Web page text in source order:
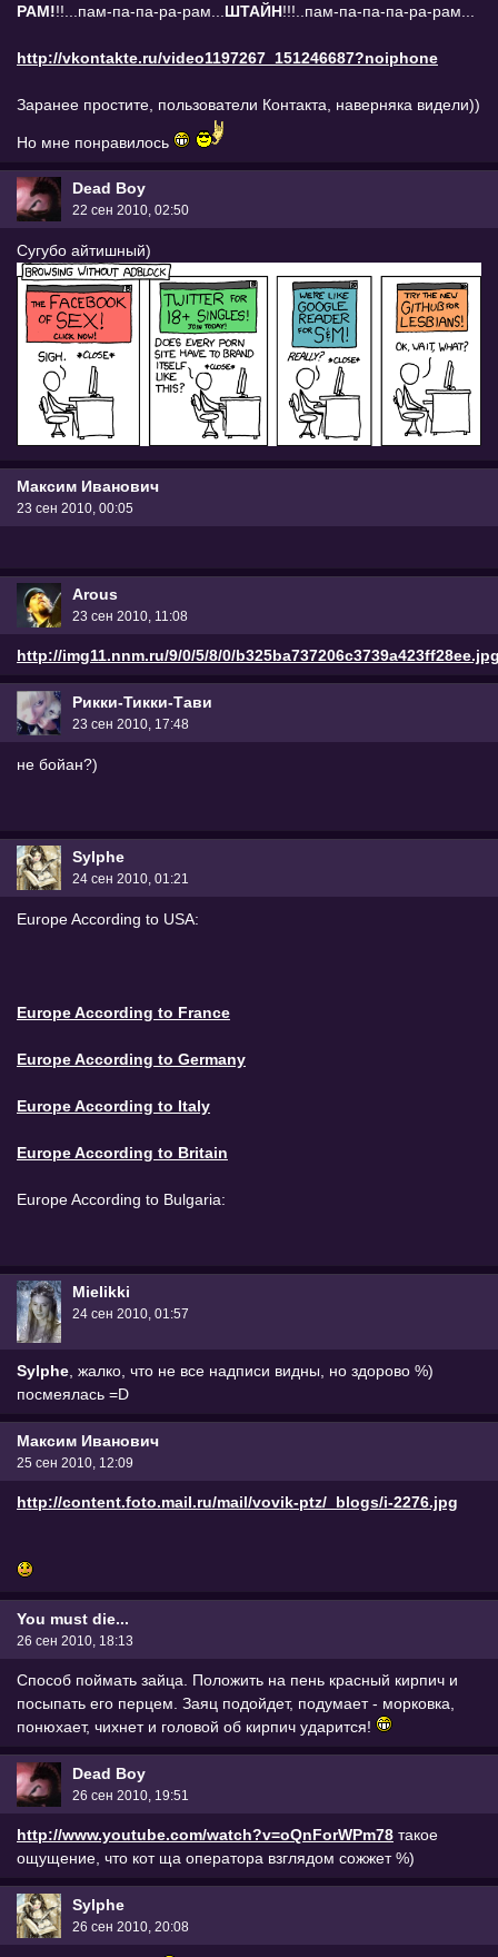
РАМ!!!...пам-па-па-ра-рам... ШТАЙН!!!..пам-па-па-па-ра-рам...
http://vkontakte.ru/video1197267_151246687?noiphone
Заранее простите, пользователи Контакта, наверняка видели))
Но мне понравилось
Dead Boy
22 сен 2010, 02:50
Сугубо айтишный)
Максим Иванович
23 сен 2010, 00:05
Arous
23 сен 2010, 11:08
http://img11.nnm.ru/9/0/5/8/0/
Рикки-Тикки-Тави
23 сен 2010, 17:48
не бойан?)
Sylphe
24 сен 2010, 01:21
Europe According to USA:
Europe According to France
Europe According to Germany
Europe According to Italy
Europe According to Britain
Europe According to Bulgaria:
Mielikki
24 сен 2010, 01:57
Sylphe, жалко, что не все надписи видны, но здорово %)
посмеялась =D
Максим Иванович
25 сен 2010, 12:09
http://content.foto.mail.ru/mail/vovik-ptz/_blogs/i-2276.jpg
You must die...
26 сен 2010, 18:13
Способ поймать зайца. Положить на пень красный кирпич и
посыпать его перцем. Заяц подойдет, подумает - морковка,
понюхает, чихнет и головой об кирпич ударится!
Dead Boy
26 сен 2010, 19:51
http://www.youtube.com/watch?v=oQnForWPm78 такое
ощущение, что кот ща оператора взглядом сожжет %)
Sylphe
26 сен 2010, 20:08